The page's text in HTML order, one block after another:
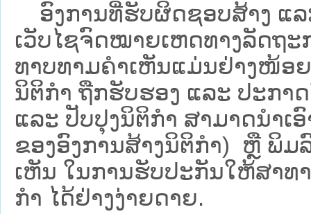
ອົງການທີ່ຮັບຜິດຊອບສ້າງ ແລ
ເວັບ​ໄຊຈົດໝາຍເຫດທາງລັດຖະ
ທາບທາມຄໍາເຫັນແມ່ນຢ່າງໜ້ອ
ນິຕິກໍາ ຖືກຮັບຮອງ ແລະ ປະກາ
ແລະ ປັບປຸງນິຕິກໍາ ສາມາດນຳເ
ຂອງອົງການສ້າງນິຕິກຳ) ຫຼື ພິມ
ເຫັນ ໃນການຮັບປະກັນໃຫ້ສາທ
ກຳ ໄດ້ຢ່າງງ່າຍດາຍ.